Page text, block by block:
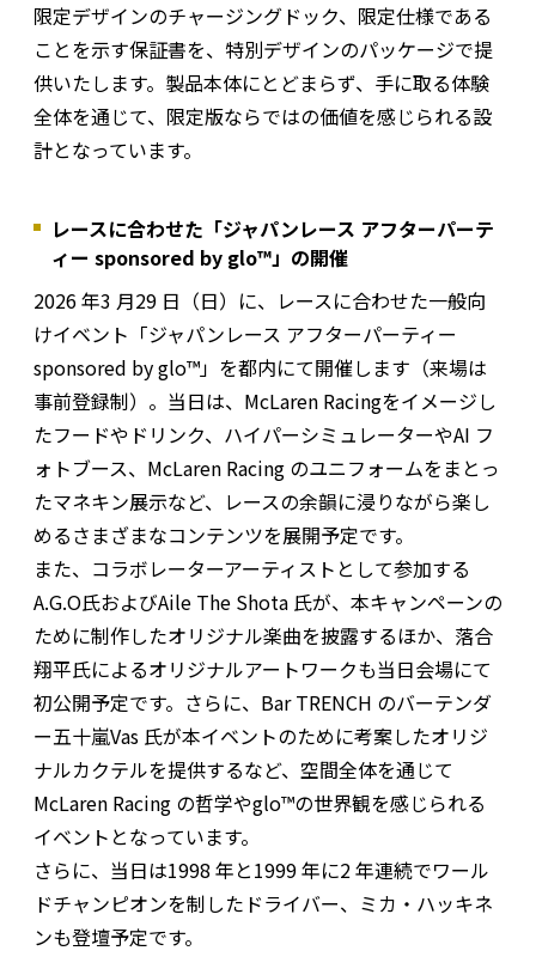
限定デザインのチャージングドック、限定仕様である
ことを示す保証書を、特別デザインのパッケージで提
供いたします。製品本体にとどまらず、手に取る体験
全体を通じて、限定版ならではの価値を感じられる設
計となっています。
レースに合わせた「ジャパンレース アフターパーテ
ィー sponsored by glo™」の開催
2026 年3 月29 日（日）に、レースに合わせた一般向
けイベント「ジャパンレース アフターパーティー
sponsored by glo™」を都内にて開催します（来場は
事前登録制）。当日は、McLaren Racingをイメージし
たフードやドリンク、ハイパーシミュレーターやAI フ
ォトブース、McLaren Racing のユニフォームをまとっ
たマネキン展示など、レースの余韻に浸りながら楽し
めるさまざまなコンテンツを展開予定です。
また、コラボレーターアーティストとして参加する
A.G.O氏およびAile The Shota 氏が、本キャンペーンの
ために制作したオリジナル楽曲を披露するほか、落合
翔平氏によるオリジナルアートワークも当日会場にて
初公開予定です。さらに、Bar TRENCH のバーテンダ
ー五十嵐Vas 氏が本イベントのために考案したオリジ
ナルカクテルを提供するなど、空間全体を通じて
McLaren Racing の哲学やglo™の世界観を感じられる
イベントとなっています。
さらに、当日は1998 年と1999 年に2 年連続でワール
ドチャンピオンを制したドライバー、ミカ・ハッキネ
ンも登壇予定です。